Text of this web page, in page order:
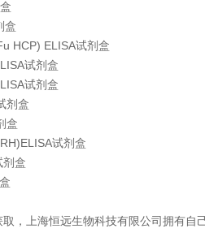
盒
HCP) ELISA试剂盒
试剂盒
试剂盒
剂盒
盒
试剂盒
剂盒
，上海恒远生物科技有限公司拥有